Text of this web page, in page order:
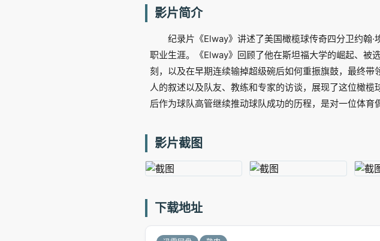
影片简介
纪录片《Elway》讲述了美国橄榄球传奇四分卫约翰
职业生涯。《Elway》回顾了他在斯坦福大学的崛起、
刻，以及在早期连续输掉超级碗后如何重振旗鼓，最终
人的叙述以及队友、教练和专家的访谈，展现了这位橄
后作为球队高管继续推动球队成功的历程，是对一位体育
影片截图
下载地址